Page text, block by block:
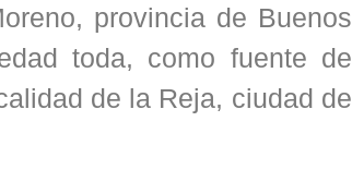
provincia de Buenos
toda, como fuente de
de la Reja, ciudad de